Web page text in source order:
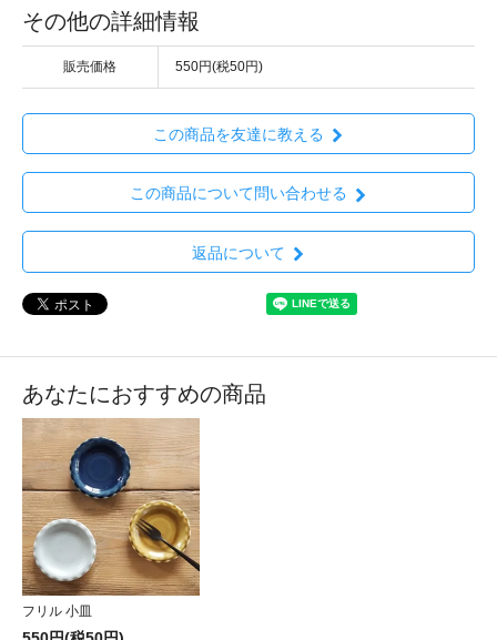
その他の詳細情報
販売価格 550円(税50円)
この商品を友達に教える
この商品について問い合わせる
返品について
あなたにおすすめの商品
フリル 小皿